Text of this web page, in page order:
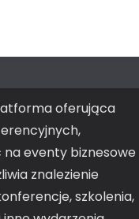
oferująca
na eventy biznesowe
znalezienie
szkolenia,